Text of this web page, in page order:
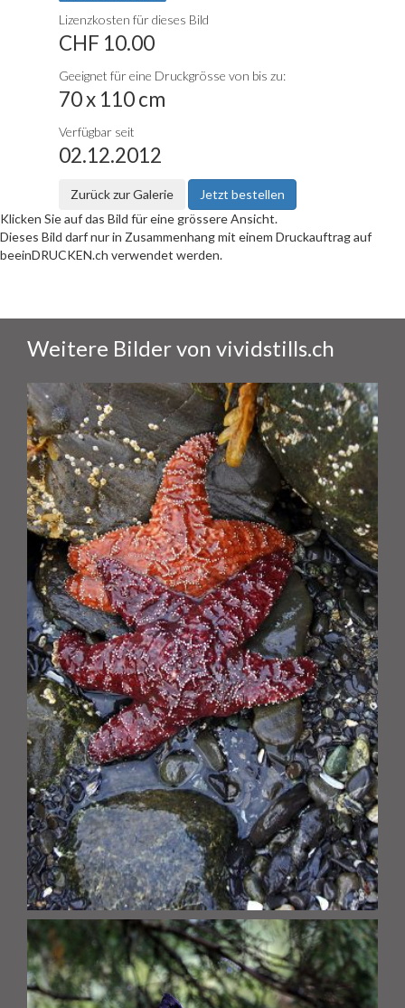
Lizenzkosten für dieses Bild
CHF 10.00
Geeignet für eine Druckgrösse von bis zu:
70 x 110 cm
Verfügbar seit
02.12.2012
Zurück zur Galerie
Jetzt bestellen
Klicken Sie auf das Bild für eine grössere Ansicht.
Dieses Bild darf nur in Zusammenhang mit einem Druckauftrag auf
beeinDRUCKEN.ch verwendet werden.
Weitere Bilder von vividstills.ch